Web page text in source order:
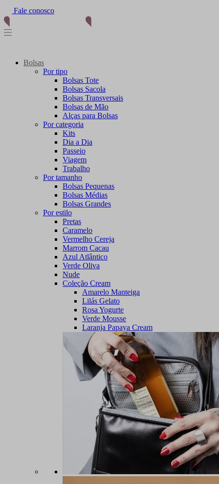
Fale conosco
Bolsas
Por tipo
Bolsas Tote
Bolsas Sacola
Bolsas Transversais
Bolsas de Mão
Alças para Bolsas
Por categoria
Kits
Dia a Dia
Passeio
Viagem
Trabalho
Por tamanho
Bolsas Pequenas
Bolsas Médias
Bolsas Grandes
Por estilo
Pretas
Caramelo
Vermelho Cereja
Marrom Cacau
Azul Atlântico
Verde Oliva
Nude
Coleção Cream
Amarelo Manteiga
Lilás Gelato
Rosa Yogurte
Verde Mousse
Laranja Papaya Cream